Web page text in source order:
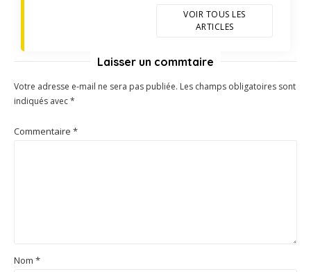
VOIR TOUS LES
ARTICLES
Laisser un commtaire
Votre adresse e-mail ne sera pas publiée. Les champs obligatoires sont
indiqués avec*
Commentaire *
Nom *